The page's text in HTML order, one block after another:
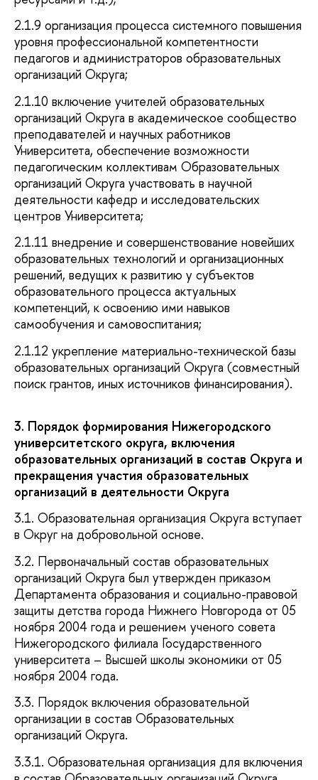
2.1.9 организация процесса системного повышения
уровня профессиональной компетентности
педагогов и администраторов образовательных
организаций Округа;
2.1.10 включение учителей образовательных
организаций Округа в академическое сообщество
преподавателей и научных работников
Университета, обеспечение возможности
педагогическим коллективам Образовательных
организаций Округа участвовать в научной
деятельности кафедр и исследовательских
центров Университета;
2.1.11 внедрение и совершенствование новейших
образовательных технологий и организационных
решений, ведущих к развитию у субъектов
образовательного процесса актуальных
компетенций, к освоению ими навыков
самообучения и самовоспитания;
2.1.12 укрепление материально-технической базы
образовательных организаций Округа (совместный
поиск грантов, иных источников финансирования).
3. Порядок формирования Нижегородского
университетского округа, включения
образовательных организаций в состав Округа и
прекращения участия образовательных
организаций в деятельности Округа
3.1. Образовательная организация Округа вступает
в Округ на добровольной основе.
3.2. Первоначальный состав образовательных
организаций Округа был утвержден приказом
Департамента образования и социально-правовой
защиты детства города Нижнего Новгорода от 05
ноября 2004 года и решением ученого совета
Нижегородского филиала Государственного
университета – Высшей школы экономики от 05
ноября 2004 года.
3.3. Порядок включения образовательной
организации в состав Образовательных
организаций Округа.
3.3.1. Образовательная организация для включения